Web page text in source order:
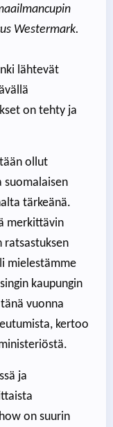
Westermark.
lähtevät
on tehty ja
ollut
suomalaisen
tärkeänä.
merkittävin
ratsastuksen
mielestämme
kaupungin
vuonna
kertoo
ja
on suurin